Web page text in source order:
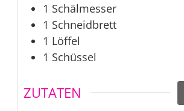
1 Schälmesser
1 Schneidbrett
1 Löffel
1 Schüssel
ZUTATEN